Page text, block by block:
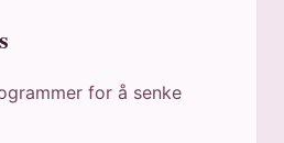
for å senke